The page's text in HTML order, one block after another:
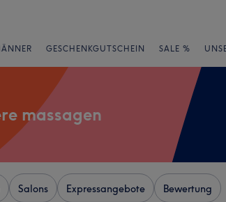
GESCHENKGUTSCHEIN SALE %
massagen
Salons Expressangebote Bewertung